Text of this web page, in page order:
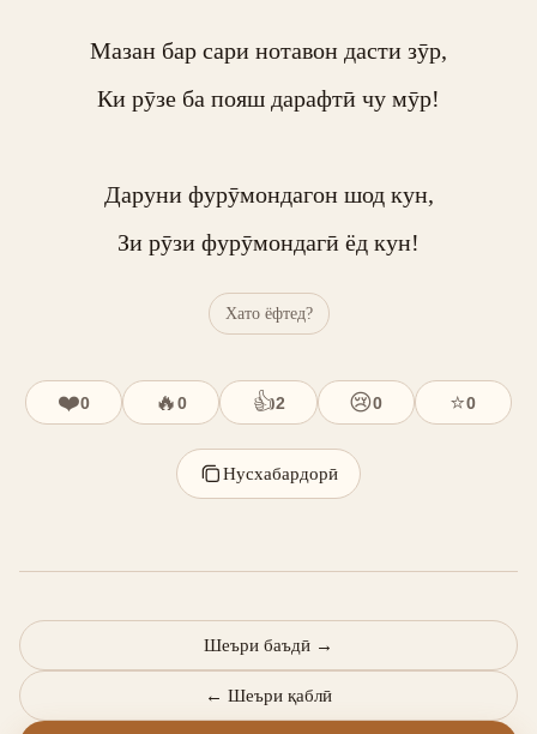
Мазан бар сари нотавон дасти зӯр,
Ки рӯзе ба пояш дарафтӣ чу мӯр!
Даруни фурӯмондагон шод кун,
Зи рӯзи фурӯмондагӣ ёд кун!
Хато ёфтед?
❤️0 🔥0 👍2 😢0 ⭐0
Нусхабардорӣ
← Шеъри қаблӣ
Шеъри баъдӣ →